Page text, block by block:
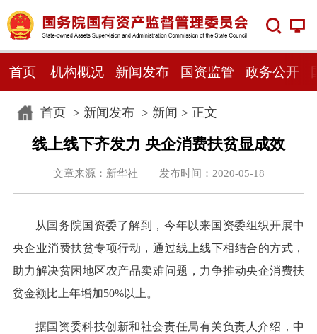
首页 机构概况 新闻发布 国资监管 政务公开
首页> 新闻发布> 新闻 > 正文
线上线下齐发力 央企消费扶贫显成效
文章来源：新华社 发布时间：2020-05-18
从国务院国资委了解到，今年以来国资委组织开展中
央企业消费扶贫专项行动，通过线上线下相结合的方式，
助力解决贫困地区农产品卖难问题，力争推动央企消费扶
贫金额比上年增加50%以上。
据国资委科技创新和社会责任局有关负责人介绍，中